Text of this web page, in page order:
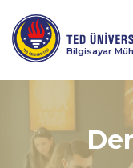
Bilgisayar